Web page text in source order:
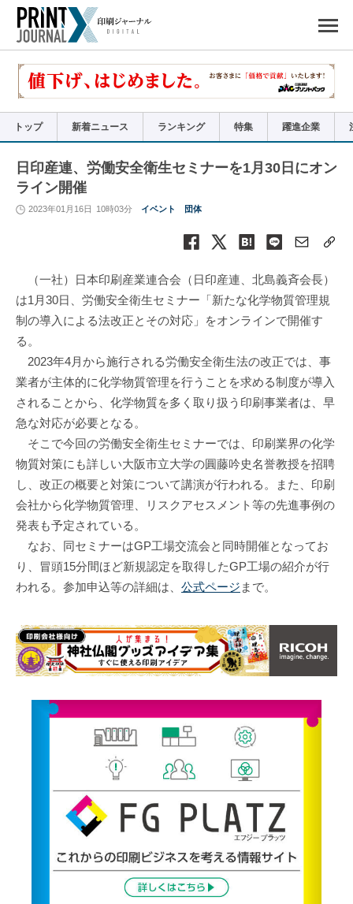
で
リ
トップ 新着ニュース ランキング 特集 躍進企業
日印産連、労働安全衛生セミナーを1月30日にオン
ライン開催
2023年01月16日 10時03分 イベント 団体
（一社）日本印刷産業連合会（日印産連、北島義斉会長）
は1月30日、労働安全衛生セミナー「新たな化学物質管理規
制の導入による法改正とその対応」をオンラインで開催す
る。
2023年4月から施行される労働安全衛生法の改正では、事
業者が主体的に化学物質管理を行うことを求める制度が導入
されることから、化学物質を多く取り扱う印刷事業者は、早
急な対応が必要となる。
そこで今回の労働安全衛生セミナーでは、印刷業界の化学
物質対策にも詳しい大阪市立大学の圓藤吟史名誉教授を招聘
し、改正の概要と対策について講演が行われる。また、印刷
会社から化学物質管理、リスクアセスメント等の先進事例の
発表も予定されている。
なお、同セミナーはGP工場交流会と同時開催となってお
り、冒頭15分間ほど新規認定を取得したGP工場の紹介が行
われる。参加申込等の詳細は、 公式ページ まで。